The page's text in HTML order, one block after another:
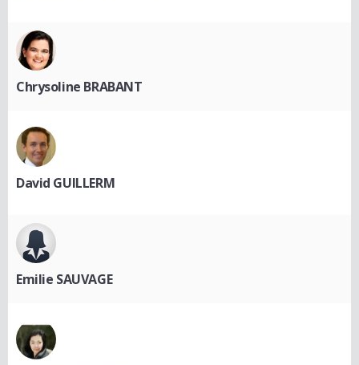
Chrysoline BRABANT
David GUILLERM
Emilie SAUVAGE